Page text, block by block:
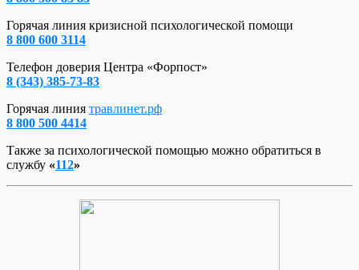
Горячая линия кризисной психологической помощи
8 800 600 3114
Телефон доверия Центра «Форпост»
8 (343) 385-73-83
Горячая линия травлинет.рф
8 800 500 4414
Также за психологической помощью можно обратиться в
службу «112»